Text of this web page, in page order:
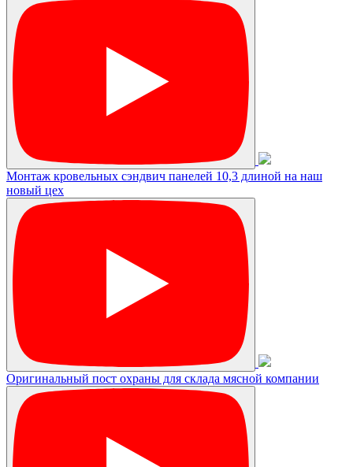
Монтаж кровельных сэндвич панелей 10,3 длиной на наш
новый цех
Оригинальный пост охраны для склада мясной компании